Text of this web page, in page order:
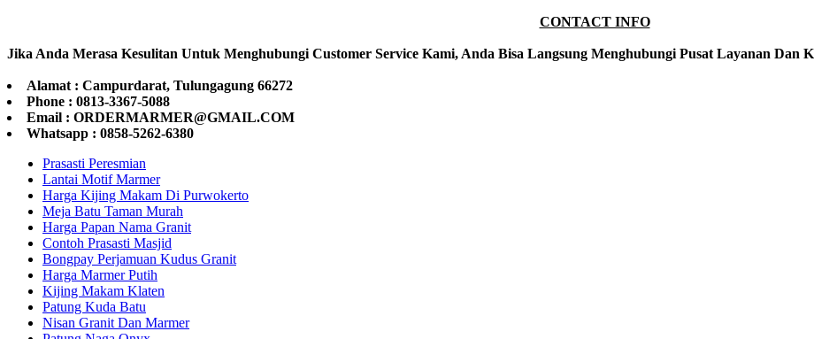
CONTACT INFO
Jika Anda Merasa Kesulitan Untuk Menghubungi Customer Service Kami, Anda Bisa Langsung Menghubungi Pusat Layanan Dan
Alamat : Campurdarat, Tulungagung 66272
Phone : 0813-3367-5088
Email : ORDERMARMER@GMAIL.COM
Whatsapp : 0858-5262-6380
Prasasti Peresmian
Lantai Motif Marmer
Harga Kijing Makam Di Purwokerto
Meja Batu Taman Murah
Harga Papan Nama Granit
Contoh Prasasti Masjid
Bongpay Perjamuan Kudus Granit
Harga Marmer Putih
Kijing Makam Klaten
Patung Kuda Batu
Nisan Granit Dan Marmer